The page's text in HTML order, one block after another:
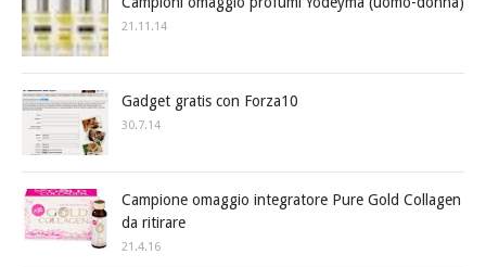
21.11.14
Gadget gratis con Forza10
30.7.14
Campione omaggio integratore Pure Gold Collagen
da ritirare
21.4.16